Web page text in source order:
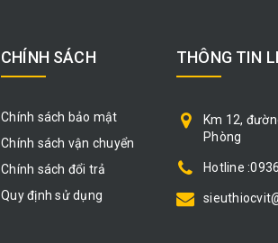
CHÍNH SÁCH
Chính sách bảo mật
Chính sách vận chuyển
Chính sách đổi trả
Quy định sử dụng
THÔNG TIN
Km 12,
Phòng
Hotline